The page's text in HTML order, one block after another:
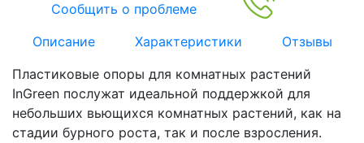
Сообщить о проблеме
Описание
Характеристики
Отзывы
Пластиковые опоры для комнатных растений
InGreen послужат идеальной поддержкой для
небольших вьющихся комнатных растений, как на
стадии бурного роста, так и после взросления.